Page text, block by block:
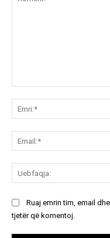
Ruaj emrin tim, email
tjetër që komentoj.